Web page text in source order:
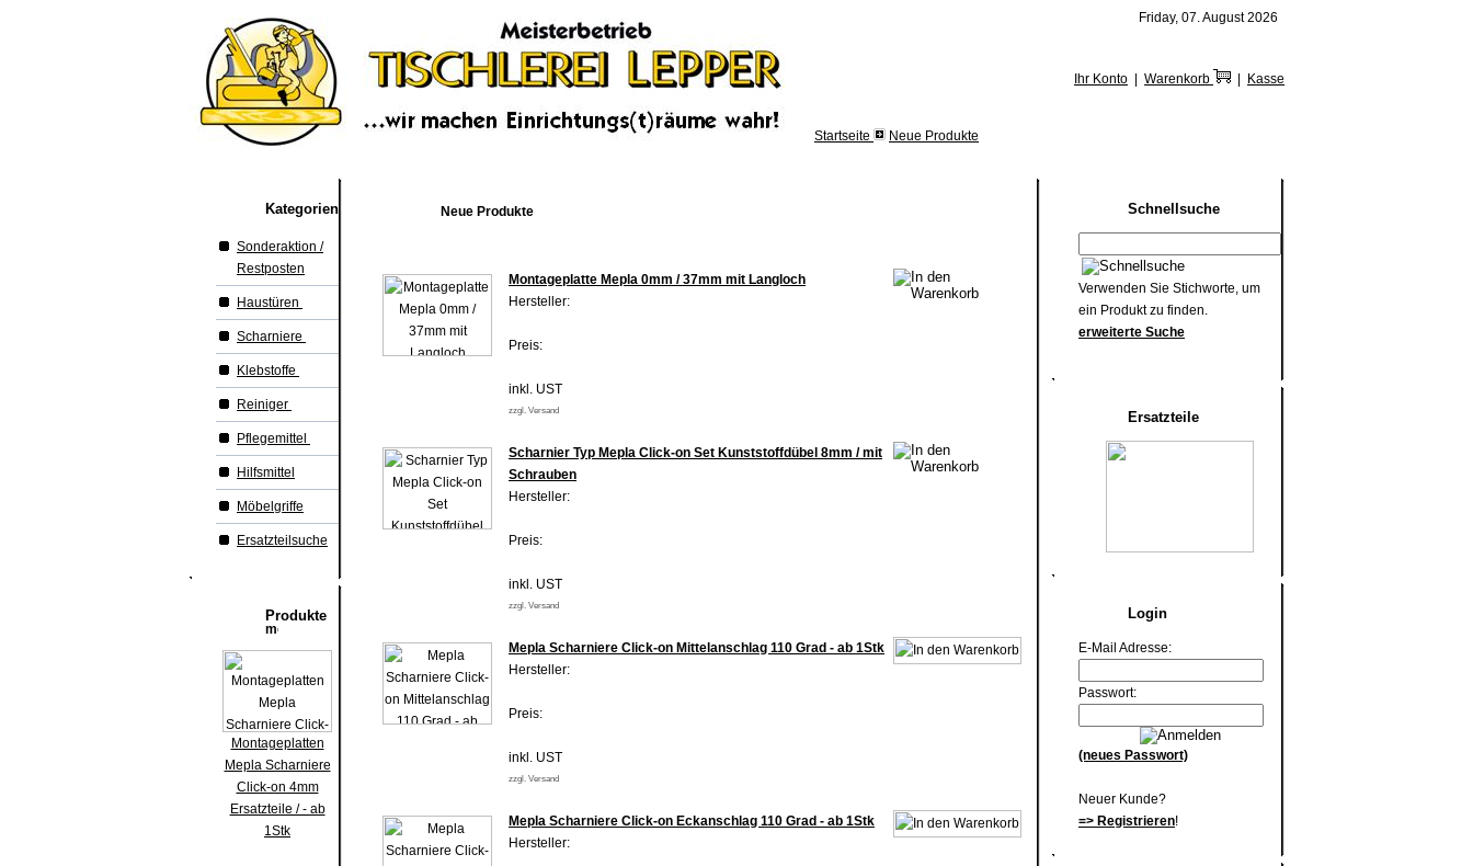
Friday, 07. August 2026
Ihr Konto Warenkorb Kasse
Startseite Neue Produkte
Kategorien
Sonderaktion /
Restposten
Haustüren
Scharniere
Klebstoffe
Reiniger
Pflegemittel
Hilfsmittel
Möbelgriffe
Ersatzteilsuche
Produkte
Montageplatten
Mepla Scharniere
Click-on 4mm
Ersatzteile / - ab
1Stk
Neue Produkte
Montageplatte Mepla 0mm / 37mm mit Langloch
Hersteller:
Preis:
inkl. UST
zzgl. Versand
Scharnier Typ Mepla Click-on Set Kunststoffdübel 8mm / mit
Schrauben
Hersteller:
Preis:
inkl. UST
zzgl. Versand
Mepla Scharniere Click-on Mittelanschlag 110 Grad - ab 1Stk
Hersteller:
Preis:
inkl. UST
zzgl. Versand
Mepla Scharniere Click-on Eckanschlag 110 Grad - ab 1Stk
Hersteller:
Schnellsuche
Verwenden Sie Stichworte, um
ein Produkt zu finden.
erweiterte Suche
Ersatzteile
Login
E-Mail Adresse:
Passwort:
(neues Passwort)
Neuer Kunde?
=> Registrieren!